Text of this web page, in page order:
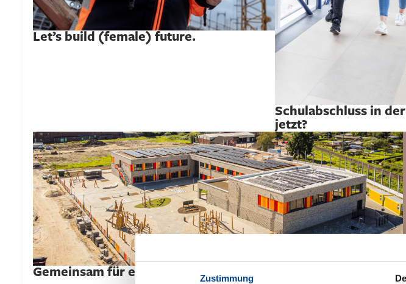
Zustimmung
Let’s build (female) future.
Schulabschluss in
jetzt?
Gemeinsam für eine Infrastruktur die Schule macht!